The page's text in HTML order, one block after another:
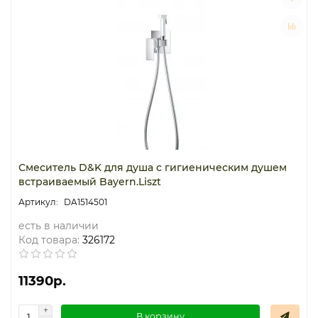
Щиты распределительные
Смеситель D&K для душа с гигиеническим душем
встраиваемый Bayern.Liszt
DA1514501
есть в наличии
Код товара: 326172
11390р.